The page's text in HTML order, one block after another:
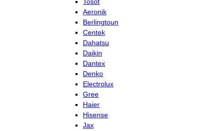
Tosot
Aeronik
Berlingtoun
Centek
Dahatsu
Daikin
Dantex
Denko
Electrolux
Gree
Haier
Hisense
Jax